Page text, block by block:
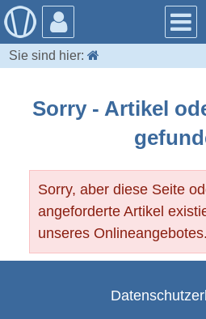
Sie sind hier:
Sorry - Artikel
Sorry, aber diese Seite
angeforderte Artikel
unseres Onlineangebotes.